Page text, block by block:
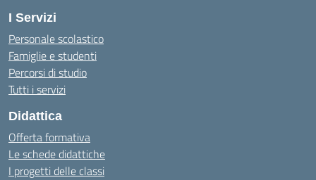
I Servizi
Personale scolastico
Famiglie e studenti
Percorsi di studio
Tutti i servizi
Didattica
Offerta formativa
Le schede didattiche
I progetti delle classi